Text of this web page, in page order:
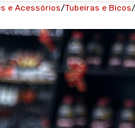
e Acessórios Tubeiras e Bicos